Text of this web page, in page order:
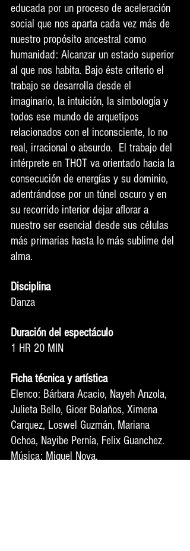
educada por un proceso de aceleración
social que nos aparta cada vez más de
nuestro propósito ancestral como
humanidad: Alcanzar un estado superior
al que nos habita. Bajo éste criterio el
trabajo se desarrolla desde el
imaginario, la intuición, la simbología y
todos ese mundo de arquetipos
relacionados con el inconsciente, lo no
real, irracional o absurdo.  El trabajo del
intérprete en THOT va orientado hacia la
consecución de energías y su dominio,
adentrándose por un túnel oscuro y en
su recorrido interior dejar aflorar a
nuestro ser esencial desde sus células
más primarias hasta lo más sublime del
alma.
Disciplina
Danza
Duración del espectáculo
1 HR 20 MIN
Ficha técnica y artística
Elenco: Bárbara Acacio, Nayeh Anzola,
Julieta Bello, Gioer Bolaños, Ximena
Carquez, Loswel Guzmán, Mariana
Ochoa, Nayibe Pernía, Felix Guanchez.
Música: Miguel Noya.